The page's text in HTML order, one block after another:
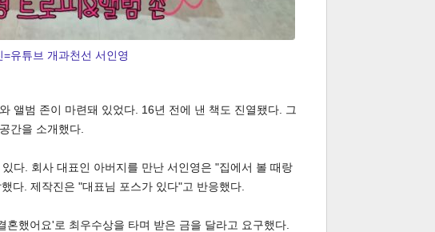
=유튜브 개과천선 서인영
앨범 존이 마련돼 있었다. 16년 전에 낸 책도 진열됐다. 그
간을 소개했다.
다. 회사 대표인 아버지를 만난 서인영은 "집에서 볼 때랑
다. 제작진은 "대표님 포스가 있다"고 반응했다.
했어요'로 최우수상을 타며 받은 금을 달라고 요구했다.